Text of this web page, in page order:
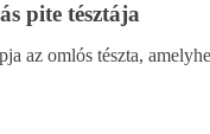
pite tésztája
az omlós tészta,